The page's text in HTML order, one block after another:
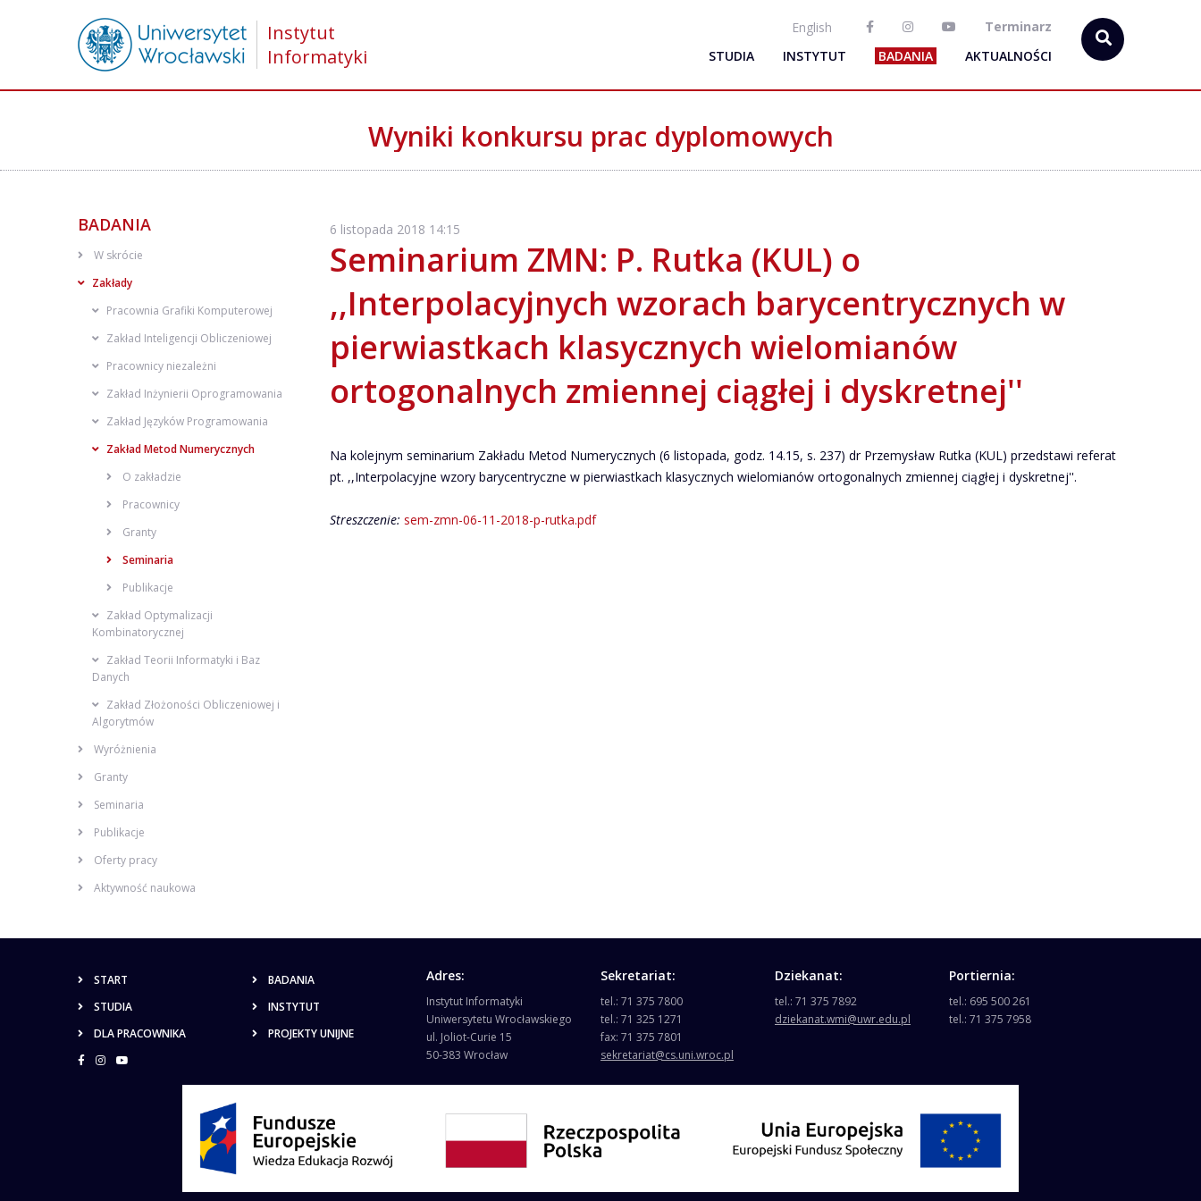
Instytut
Informatyki
English
Terminarz
STUDIA
INSTYTUT BADANIA AKTUALNOŚCI
Wyniki konkursu prac dyplomowych
BADANIA
W skrócie
Zakłady
Pracownia Grafiki Komputerowej
Zakład Inteligencji Obliczeniowej
Pracownicy niezależni
Zakład Inżynierii Oprogramowania
Zakład Języków Programowania
Zakład Metod Numerycznych
O zakładzie
Pracownicy
Granty
Seminaria
Publikacje
Zakład Optymalizacji
Kombinatorycznej
Zakład Teorii Informatyki i Baz
Danych
Zakład Złożoności Obliczeniowej i
Algorytmów
Wyróżnienia
Granty
Seminaria
Publikacje
Oferty pracy
Aktywność naukowa
6 listopada 2018 14:15
Seminarium ZMN: P. Rutka (KUL) o
,,Interpolacyjnych wzorach barycentrycznych w
pierwiastkach klasycznych wielomianów
ortogonalnych zmiennej ciągłej i dyskretnej''
Na kolejnym seminarium Zakładu Metod Numerycznych (6 listopada, godz. 14.15, s. 237) dr Przemysław Rutka (KUL) przedstawi referat
pt. ,,Interpolacyjne wzory barycentryczne w pierwiastkach klasycznych wielomianów ortogonalnych zmiennej ciągłej i dyskretnej''.
Streszczenie: sem-zmn-06-11-2018-p-rutka.pdf
START
STUDIA
DLA PRACOWNIKA
BADANIA
INSTYTUT
PROJEKTY UNIJNE
Adres:
Instytut Informatyki
Uniwersytetu Wrocławskiego
ul. Joliot-Curie 15
50-383 Wrocław
Sekretariat:
tel.: 71 375 7800
tel.: 71 325 1271
fax: 71 375 7801
sekretariat@cs.uni.wroc.pl
Dziekanat:
tel.: 71 375 7892
dziekanat.wmi@uwr.edu.pl
Portiernia:
tel.: 695 500 261
tel.: 71 375 7958